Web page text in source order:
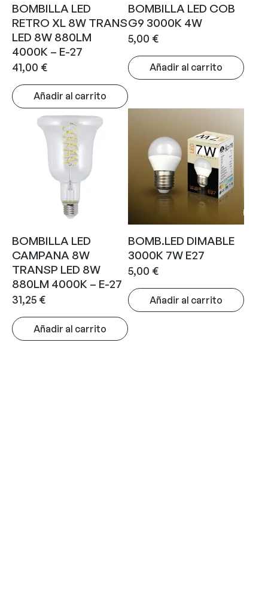
BOMBILLA LED
RETRO XL 8W TRANS
LED 8W 880LM
4000K – E-27
41,00 €
Añadir al carrito
BOMBILLA LED COB
G9 3000K 4W
5,00 €
Añadir al carrito
BOMBILLA LED
CAMPANA 8W
TRANSP LED 8W
880LM 4000K – E-27
31,25 €
Añadir al carrito
BOMB.LED DIMABLE
3000K 7W E27
5,00 €
Añadir al carrito